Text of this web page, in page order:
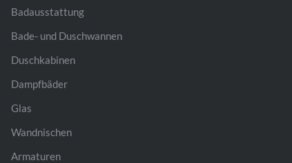
Badausstattung
Bade- und Duschwannen
Duschkabinen
Dampfbäder
Glas
Wandnischen
Armaturen